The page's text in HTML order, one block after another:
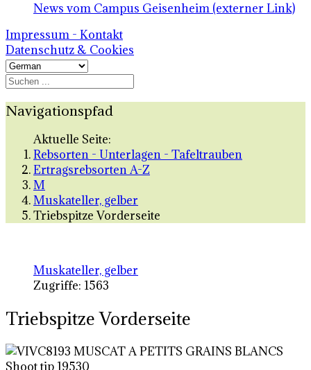
News vom Campus Geisenheim (externer Link)
Impressum - Kontakt
Datenschutz & Cookies
Navigationspfad
Aktuelle Seite:
Rebsorten - Unterlagen - Tafeltrauben
Ertragsrebsorten A-Z
M
Muskateller, gelber
Triebspitze Vorderseite
Muskateller, gelber
Zugriffe: 1563
Triebspitze Vorderseite